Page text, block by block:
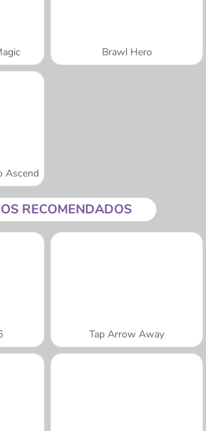
Brawl Hero
Ascend
RECOMENDADOS
Tap Arrow Away